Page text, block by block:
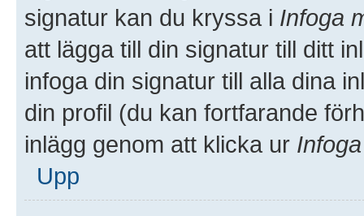
signatur kan du kryssa i Infoga
att lägga till din signatur till ditt
infoga din signatur till alla dina
din profil (du kan fortfarande
inlägg genom att klicka ur
Upp